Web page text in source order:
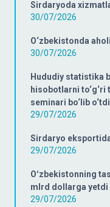
Sirdaryoda
30/07/2026
O‘zbekistonda
30/07/2026
Hududiy statistika
hisobotlarni to‘g‘ri
seminari bo‘lib
29/07/2026
Sirdaryo
29/07/2026
Oʻzbekistonning
mlrd dollarga yetdi
29/07/2026